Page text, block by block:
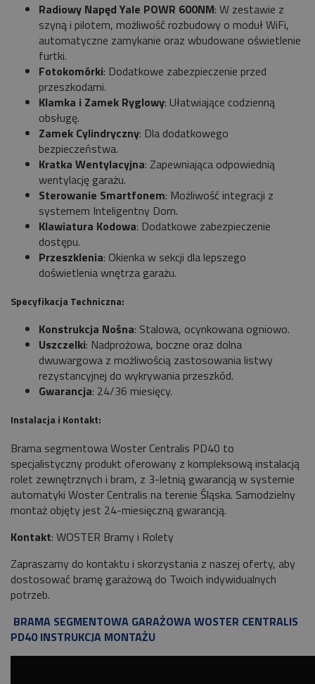
Radiowy Napęd Yale POWR 600NM: W zestawie z
szyną i pilotem, możliwość rozbudowy o moduł WiFi,
automatyczne zamykanie oraz wbudowane oświetlenie
furtki.
Fotokomórki: Dodatkowe zabezpieczenie przed
przeszkodami.
Klamka i Zamek Ryglowy: Ułatwiające codzienną
obsługę.
Zamek Cylindryczny: Dla dodatkowego
bezpieczeństwa.
Kratka Wentylacyjna: Zapewniająca odpowiednią
wentylację garażu.
Sterowanie Smartfonem: Możliwość integracji z
systemem Inteligentny Dom.
Klawiatura Kodowa: Dodatkowe zabezpieczenie
dostępu.
Przeszklenia: Okienka w sekcji dla lepszego
doświetlenia wnętrza garażu.
Specyfikacja Techniczna:
Konstrukcja Nośna: Stalowa, ocynkowana ogniowo.
Uszczelki: Nadprożowa, boczne oraz dolna
dwuwargowa z możliwością zastosowania listwy
rezystancyjnej do wykrywania przeszkód.
Gwarancja: 24/36 miesięcy.
Instalacja i Kontakt:
Brama segmentowa Woster Centralis PD40 to
specjalistyczny produkt oferowany z kompleksową instalacją
rolet zewnętrznych i bram, z 3-letnią gwarancją w systemie
automatyki Woster Centralis na terenie Śląska. Samodzielny
montaż objęty jest 24-miesięczną gwarancją.
Kontakt: WOSTER Bramy i Rolety
Zapraszamy do kontaktu i skorzystania z naszej oferty, aby
dostosować bramę garażową do Twoich indywidualnych
potrzeb.
BRAMA SEGMENTOWA GARAŻOWA WOSTER CENTRALIS
PD40 INSTRUKCJA MONTAŻU